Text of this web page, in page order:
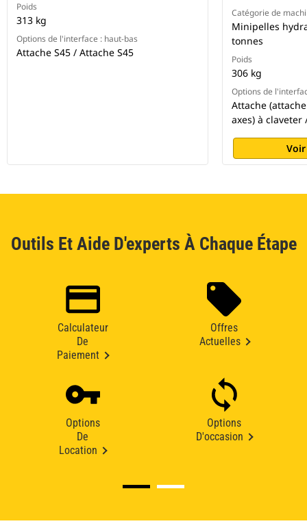
Poids
313 kg
Options de l'interface : haut-bas
Attache S45 / Attache S45
Catégorie de
Minipelles
tonnes
Poids
306 kg
Options de
Attache
axes) à claveter
Outils Et Aide D'experts À Chaque Étape
Calculateur
De
Paiement
Offres
Actuelles
Options
De
Location
Options
D'occasion